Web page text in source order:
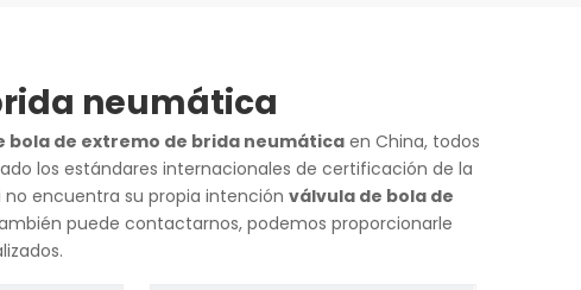
neumática
bola de extremo de brida neumática en China, todos
los estándares internacionales de certificación de la
encuentra su propia intención válvula de bola de
puede contactarnos, podemos proporcionarle